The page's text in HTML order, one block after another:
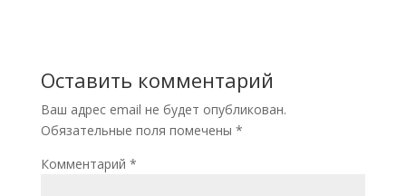
Оставить комментарий
Ваш адрес email не будет опубликован.
Обязательные поля помечены *
Комментарий *